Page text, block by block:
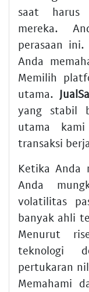
saat harus
mereka.
perasaan
Anda
Memilih
utama.
yang stabil
utama
transaksi
Ketika Anda
Anda
volatilitas
banyak ahli
Menurut
teknologi
pertukaran
Memahami